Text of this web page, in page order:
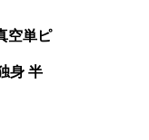
空単ピ
身 半